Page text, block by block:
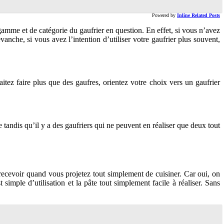
Powered by Inline Related Posts
et de catégorie du gaufrier en question. En effet, si vous n’avez
si vous avez l’intention d’utiliser votre gaufrier plus souvent,
faire plus que des gaufres, orientez votre choix vers un gaufrier
qu’il y a des gaufriers qui ne peuvent en réaliser que deux tout
quand vous projetez tout simplement de cuisiner. Car oui, on
d’utilisation et la pâte tout simplement facile à réaliser. Sans